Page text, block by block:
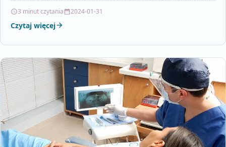
3 minut czytania 2024-01-31
Czytaj więcej